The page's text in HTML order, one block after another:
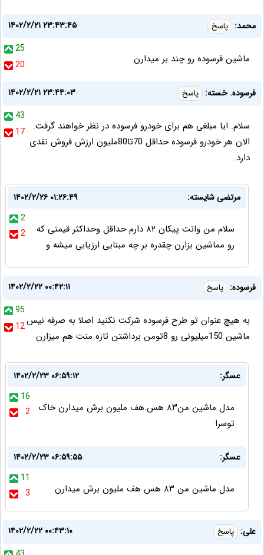
محمد: پاسخ
۱۴۰۲/۲/۲۱ ۲۳:۴۳:۴۵
25
20
ماشین فرسوده رو چند بر میدارن
فرسوده. خسته: پاسخ
۱۴۰۲/۲/۲۱ ۲۳:۴۴:۰۳
43
17
سلام. ایا مبلغی هم برای خودرو فرسوده در نظر خواهند گرفت.
الان هر خودرو فرسوده حداقل 70تا80ملیون ارزش فروش نقدی
دارد.
مرتضی شایسته:
۱۴۰۲/۲/۲۶ ۰۱:۲۶:۴۹
2
2
سلام من وانت پیکان ۸۲ دارم حداقل وحداکثر قیمتی که
رو مماشین بزارن چقدره بر چه مبنایی ارزیابی میشه و
فرسوده: پاسخ
۱۴۰۲/۲/۲۲ ۰۰:۴۲:۱۱
95
12به هیچ عنوان تو طرح فرسوده شرکت نکنید اصلا به صرفه نیس
ماشین 150میلیونی رو 8تومن برداشتن تازه منت هم میزارن
عسگر:
۱۴۰۲/۲/۲۳ ۰۶:۵۹:۱۲
16
2
مدل ماشین من۸۳ هس.هف ملیون برش میدارن خاک
توسرا
عسگر:
۱۴۰۲/۲/۲۳ ۰۶:۵۹:۵۵
11
3
مدل ماشین من ۸۳ هس هف ملیون برش میدارن
علی: پاسخ
۱۴۰۲/۲/۲۲ ۰۰:۴۳:۱۰